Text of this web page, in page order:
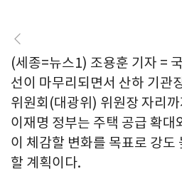
(세종=뉴스1) 조용훈 기자 =
선이 마무리되면서 산하 기관
위원회(대광위) 위원장 자리
이재명 정부는 주택 공급 확대
이 체감할 변화를 목표로 강도
할 계획이다.